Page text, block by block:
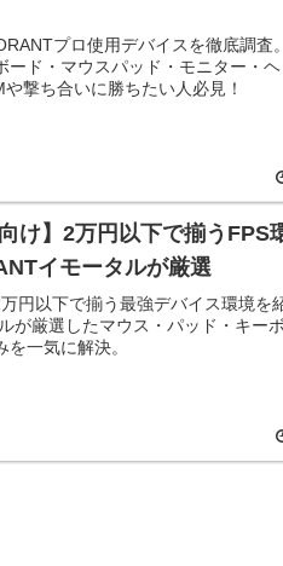
プロ使用デバイスを徹底調査
ード・マウスパッド・モニター・ヘ
撃ち合いに勝ちたい人必見！
け】2万円以下で揃うFPS
イモータルが厳選
円以下で揃う最強デバイス環境を
が厳選したマウス・パッド・キー
一気に解決。